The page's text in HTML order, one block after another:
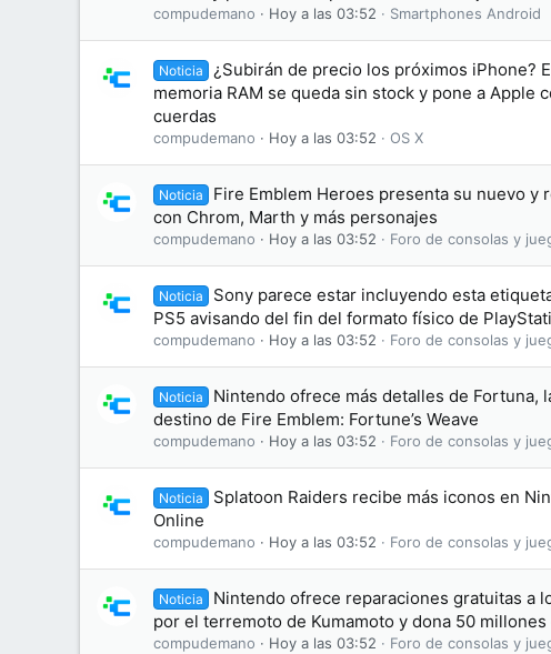
compudemano Hoy a las 03:52 Smartphones Android
Noticia
¿Subirán de precio los próximos iPhone?
memoria RAM se queda sin stock y pone a Apple
cuerdas
compudemano Hoy a las 03:52 OS X
Noticia
Fire Emblem Heroes presenta su nuevo y
con Chrom, Marth y más personajes
compudemano Hoy a las 03:52 Foro de consolas y
Noticia
Sony parece estar incluyendo esta
PS5 avisando del fin del formato físico de
compudemano Hoy a las 03:52 Foro de consolas y
Noticia
Nintendo ofrece más detalles de Fortuna,
destino de Fire Emblem: Fortune’s Weave
compudemano Hoy a las 03:52 Foro de consolas y
Noticia
Splatoon Raiders recibe más iconos en
Online
compudemano Hoy a las 03:52 Foro de consolas y
Noticia
Nintendo ofrece reparaciones gratuitas a
por el terremoto de Kumamoto y dona 50 millones
compudemano Hoy a las 03:52 Foro de consolas y